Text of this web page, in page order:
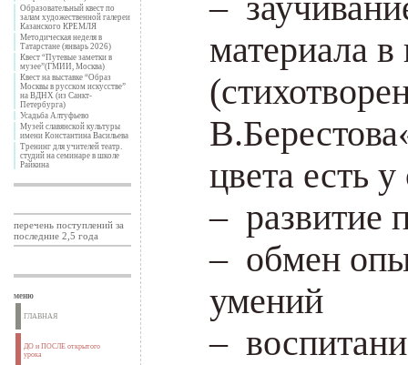
Образовательный квест по
залам художественной галереи
Казанского КРЕМЛЯ
Методическая неделя в
Татарстане (январь 2026)
Квест “Путевые заметки в
музее”(ГМИИ, Москва)
Квест на выставке “Образ
Москвы в русском искусстве”
на ВДНХ (из Санкт-
Петербурга)
Усадьба Алтуфьево
Музей славянской культуры
имени Константина Васильева
Тренинг для учителей театр.
студий на семинаре в школе
Райкина
перечень поступлений за
последние 2,5 года
меню
ГЛАВНАЯ
ДО и ПОСЛЕ открытого
урока
–
материала в
цвета есть
– развитие
– обмен
умений
–